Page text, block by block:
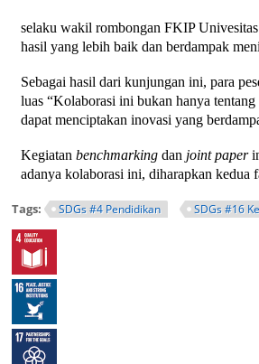
selaku wakil rombongan FKIP
hasil yang lebih baik dan berdampak
Sebagai hasil dari kunjungan ini, para
luas“Kolaborasi ini bukan hanya
dapat menciptakan inovasi yang
Kegiatanbenchmarking dan joint paper
adanya kolaborasi ini, diharapkan kedua
Tags: SDGs #4 Pendidikan SDGs #16